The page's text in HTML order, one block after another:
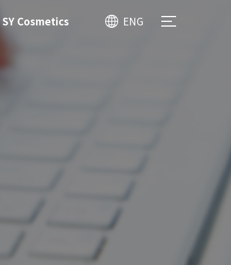
ENG
SY Cosmetics